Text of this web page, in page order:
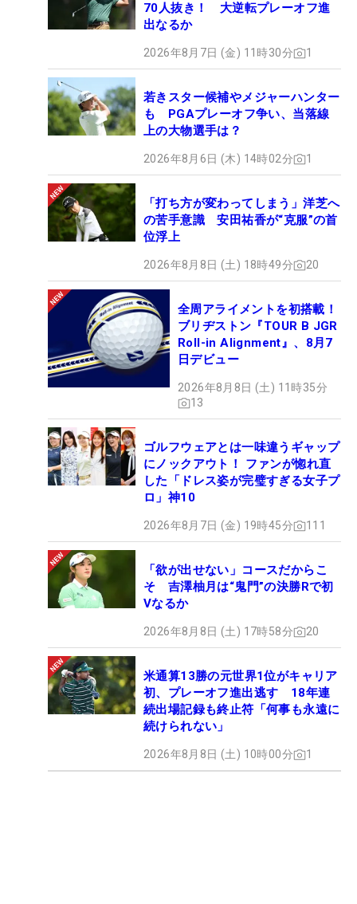
70人抜き！ 大逆転プレーオフ進
出なるか
2026年8月7日 (金) 11時30分 1
若きスター候補やメジャーハンター
も PGAプレーオフ争い、当落線
上の大物選手は？
2026年8月6日 (木) 14時02分 1
「打ち方が変わってしまう」洋芝へ
の苦手意識 安田祐香が“克服”の首
位浮上
2026年8月8日 (土) 18時49分 20
全周アライメントを初搭載！
ブリヂストン『TOUR B JGR
Roll-in Alignment』、8月7
日デビュー
2026年8月8日 (土) 11時35分
13
ゴルフウェアとは一味違うギャップ
にノックアウト！ ファンが惚れ直
した「ドレス姿が完璧すぎる女子プ
ロ」神10
2026年8月7日 (金) 19時45分 111
「欲が出せない」コースだからこ
そ 吉澤柚月は“鬼門”の決勝Rで初
Vなるか
2026年8月8日 (土) 17時58分 20
米通算13勝の元世界1位がキャリア
初、プレーオフ進出逃す 18年連
続出場記録も終止符「何事も永遠に
続けられない」
2026年8月8日 (土) 10時00分 1